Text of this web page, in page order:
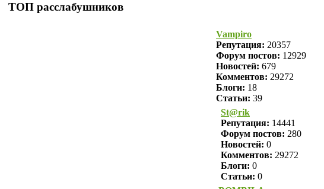
ТОП расслабушников
Vampiro
Репутация: 20357
Форум постов: 12929
Новостей: 679
Комментов: 29272
Блоги: 18
Статьи: 39
St@rik
Репутация: 14441
Форум постов: 280
Новостей: 0
Комментов: 29272
Блоги: 0
Статьи: 0